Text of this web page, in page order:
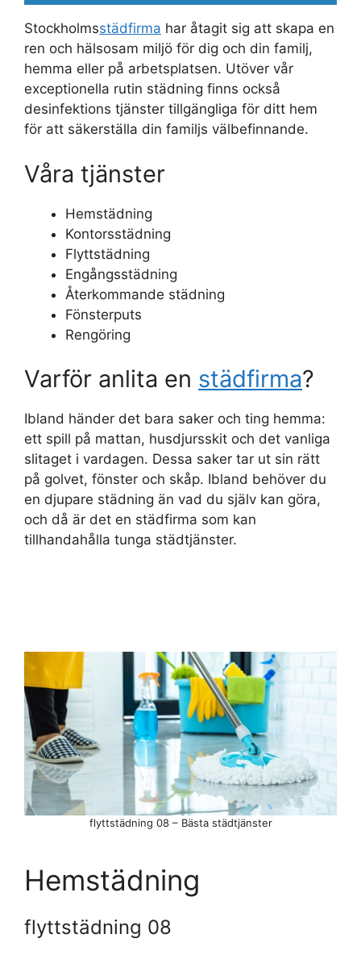
Stockholmsstädfirma har åtagit sig att skapa en
ren och hälsosam miljö för dig och din familj,
hemma eller på arbetsplatsen. Utöver vår
exceptionella rutin städning finns också
desinfektions tjänster tillgängliga för ditt hem
för att säkerställa din familjs välbefinnande.
Våra tjänster
Hemstädning
Kontorsstädning
Flyttstädning
Engångsstädning
Återkommande städning
Fönsterputs
Rengöring
Varför anlita en städfirma?
Ibland händer det bara saker och ting hemma:
ett spill på mattan, husdjursskit och det vanliga
slitaget i vardagen. Dessa saker tar ut sin rätt
på golvet, fönster och skåp. Ibland behöver du
en djupare städning än vad du själv kan göra,
och då är det en städfirma som kan
tillhandahålla tunga städtjänster.
flyttstädning 08 – Bästa städtjänster
Hemstädning
flyttstädning 08